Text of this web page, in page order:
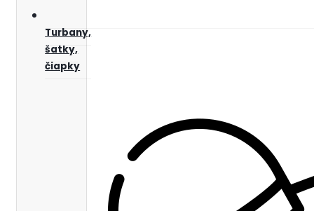
Turbany,
šatky,
čiapky